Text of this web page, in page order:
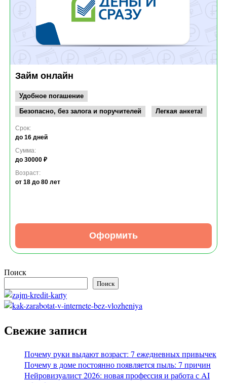
Займ онлайн
Удобное погашение
Безопасно, без залога и поручителей
Легкая анкета!
Срок:
до 16 дней
Сумма:
до 30000 ₽
Возраст:
от 18 до 80 лет
Оформить
Поиск
Поиск
Свежие записи
Почему руки выдают возраст: 7 ежедневных привычек
Почему в доме постоянно появляется пыль: 7 причин
Нейровизуалист 2026: новая профессия и работа с AI